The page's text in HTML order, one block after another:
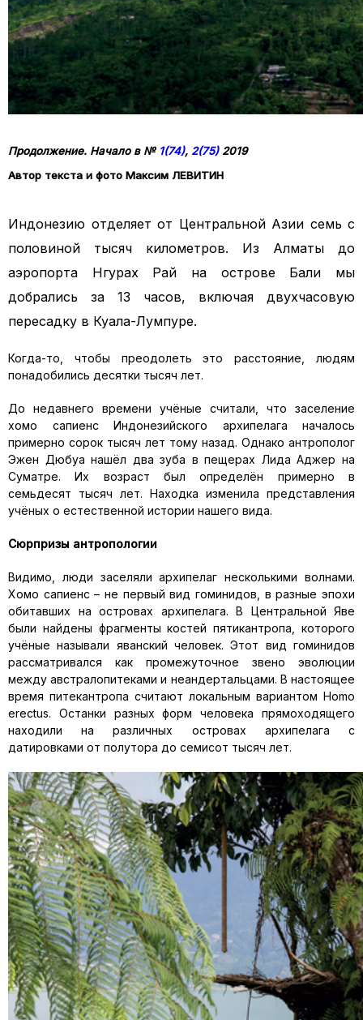
Продолжение. Начало в № 1(74), 2(75)2019
Автор текста и фото Максим ЛЕВИТИН
Индонезию отделяет от Центральной Азии семь с
половиной тысяч километров. Из Алматы до
аэропорта Нгурах Рай на острове Бали мы
добрались за 13 часов, включая двухчасовую
пересадку в Куала-Лумпуре.
Когда-то, чтобы преодолеть это расстояние, людям
понадобились десятки тысяч лет.
До недавнего времени учёные считали, что заселение
хомо сапиенс Индонезийского архипелага началось
примерно сорок тысяч лет тому назад. Однако антрополог
Эжен Дюбуа нашёл два зуба в пещерах Лида Аджер на
Суматре. Их возраст был определён примерно в
семьдесят тысяч лет. Находка изменила представления
учёных о естественной истории нашего вида.
Сюрпризы антропологии
Видимо, люди заселяли архипелаг несколькими волнами.
Хомо сапиенс – не первый вид гоминидов, в разные эпохи
обитавших на островах архипелага. В Центральной Яве
были найдены фрагменты костей пятикантропа, которого
учёные называли яванский человек. Этот вид гоминидов
рассматривался как промежуточное звено эволюции
между австралопитеками и неандертальцами. В настоящее
время питекантропа считают локальным вариантом Homo
erectus. Останки разных форм человека прямоходящего
находили на различных островах архипелага с
датировками от полутора до семисот тысяч лет.